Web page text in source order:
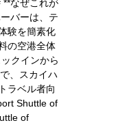
**なぜこれが
バーは、テ
験を簡素化
の空港全体
クインから
、スカイハ
ラベル者向
Shuttle of
of